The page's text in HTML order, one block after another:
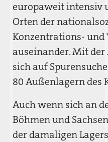
europaweit intensiv
Orten der
Konzentrations-
auseinander. Mit
sich auf
80 Außenlagern des
Auch wenn sich an
Böhmen und
der damaligen